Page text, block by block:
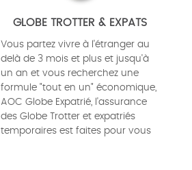
GLOBE TROTTER & EXPATS
Vous partez vivre à l'étranger au
delà de 3 mois et plus et jusqu'à
un an et vous recherchez une
formule "tout en un" économique,
AOC Globe Expatrié, l'assurance
des Globe Trotter et expatriés
temporaires est faites pour vous